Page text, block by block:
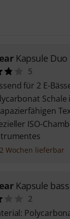
Kapsule Duo
5
für 2 E-
ISO-
Wochen lieferbar
Kapsule
2